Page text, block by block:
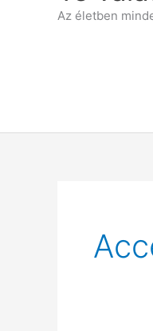
Az életben